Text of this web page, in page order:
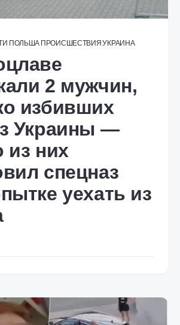
ПОЛЬША ПРОИСШЕСТВИЯ УКРАИНА
2 мужчин,
избивших
Украины —
из них
спецназ
уехать из